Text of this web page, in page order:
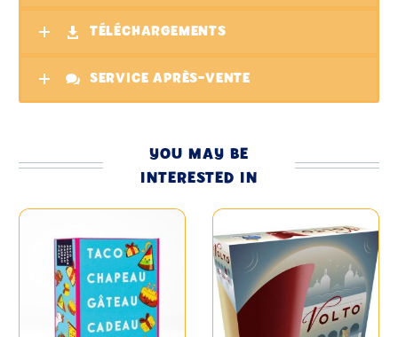
TÉLÉCHARGEMENTS
SERVICE APRÈS-VENTE
YOU MAY BE
INTERESTED IN